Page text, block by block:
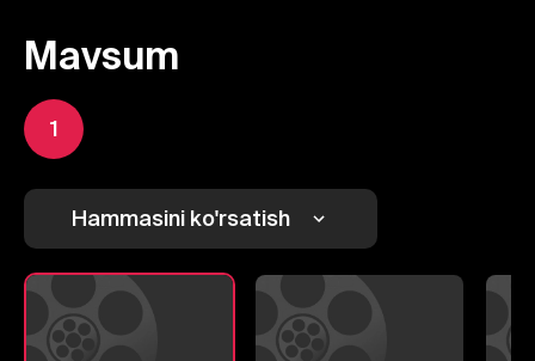
Mavsum
1
Hammasini ko'rsatish
1 2
Yuborish